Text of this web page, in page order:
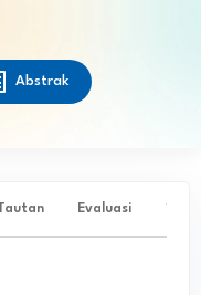
Abstrak
Evaluasi ✨